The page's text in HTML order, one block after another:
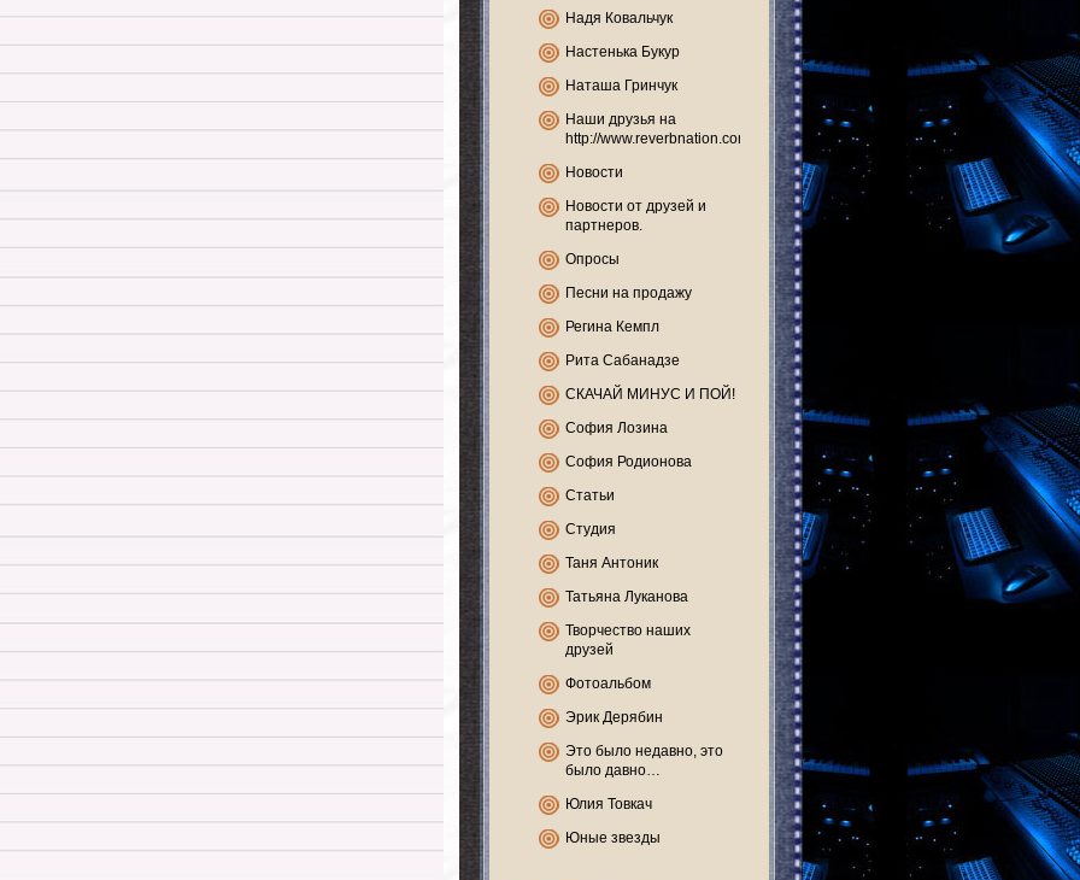
Надя Ковальчук
Настенька Букур
Наташа Гринчук
Наши друзья на
http://www.reverbnation.com
Новости
Новости от друзей и
партнеров.
Опросы
Песни на продажу
Регина Кемпл
Рита Сабанадзе
СКАЧАЙ МИНУС И ПОЙ!
София Лозина
София Родионова
Статьи
Студия
Таня Антоник
Татьяна Луканова
Творчество наших
друзей
Фотоальбом
Эрик Дерябин
Это было недавно, это
было давно…
Юлия Товкач
Юные звезды